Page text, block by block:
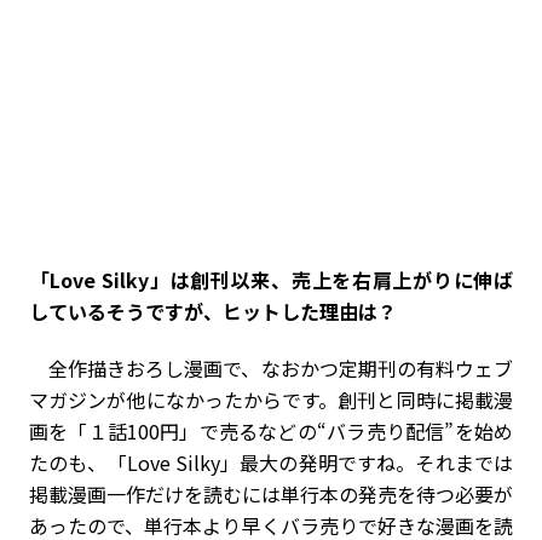
――「Love Silky」は創刊以来、売上を右肩上がりに伸ば
しているそうですが、ヒットした理由は？
全作描きおろし漫画で、なおかつ定期刊の有料ウェブ
マガジンが他になかったからです。創刊と同時に掲載漫
画を「１話100円」で売るなどの“バラ売り配信”を始め
たのも、「Love Silky」最大の発明ですね。それまでは
掲載漫画一作だけを読むには単行本の発売を待つ必要が
あったので、単行本より早くバラ売りで好きな漫画を読